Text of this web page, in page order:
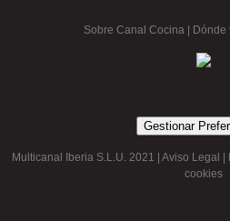
Sobre Canal Cocina Dónde
Gestionar
Multicanal Iberia S.L.U. 2021 | Aviso Legal
cookies